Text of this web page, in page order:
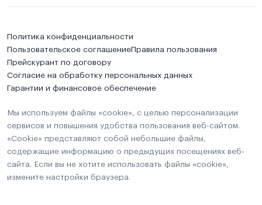
Политика конфиденциальности
Пользовательское соглашениеПравила пользования
Прейскурант по договору
Согласие на обработку персональных данных
Гарантии и финансовое обеспечение
Мы используем файлы «cookie», с целью персонализации
сервисов и повышения удобства пользования веб-сайтом.
«Cookie» представляют собой небольшие файлы,
содержащие информацию о предыдущих посещениях веб-
сайта. Если вы не хотите использовать файлы «cookie»,
измените настройки браузера.